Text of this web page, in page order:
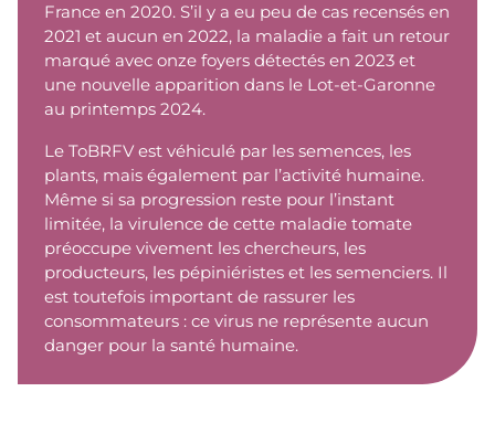
France en 2020. S’il y a eu peu de cas recensés en
2021 et aucun en 2022, la maladie a fait un retour
marqué avec onze foyers détectés en 2023 et
une nouvelle apparition dans le Lot-et-Garonne
au printemps 2024.
Le ToBRFV est véhiculé par les semences, les
plants, mais également par l’activité humaine.
Même si sa progression reste pour l’instant
limitée, la virulence de cette maladie tomate
préoccupe vivement les chercheurs, les
producteurs, les pépiniéristes et les semenciers. Il
est toutefois important de rassurer les
consommateurs : ce virus ne représente aucun
danger pour la santé humaine.